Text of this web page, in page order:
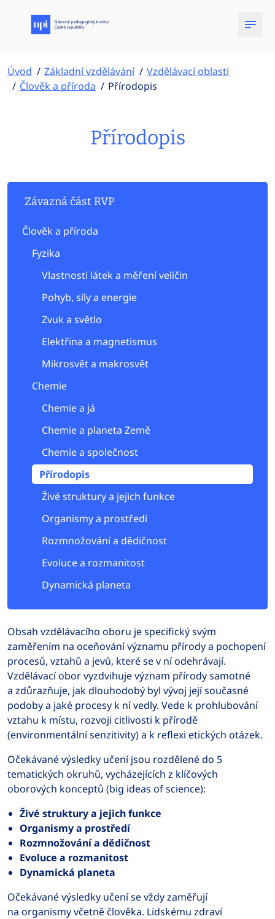
Úvod Základní vzdělávání
Vzdělávací oblasti
Člověk a příroda
Přírodopis
Přírodopis
Závazná část RVP
Člověk a příroda
Fyzika
Vlastnosti látek a měření veličin
Pohyb, síly a energie
Zvuk a světlo
Elektřina a magnetismus
Mikrosvět a makrosvět
Chemie
Chemie a já
Chemie a planeta Země
Chemie a společnost
Přírodopis
Živé struktury a jejich funkce
Organismy a prostředí
Rozmnožování a dědičnost
Evoluce a rozmanitost
Dynamická planeta
Obsah vzdělávacího oboru je specifický svým
zaměřením na oceňování významu přírody a pochopení
procesů, vztahů a jevů, které se v ní odehrávají.
Vzdělávací obor vyzdvihuje význam přírody samotné
a zdůrazňuje, jak dlouhodobý byl vývoj její současné
podoby a jaké procesy k ní vedly. Vede k prohlubování
vztahu k místu, rozvoji citlivosti k přírodě
(environmentální senzitivity) a k reflexi etických otázek.
Očekávané výsledky učení jsou rozdělené do 5
tematických okruhů, vycházejících z klíčových
oborových konceptů (big ideas of science):
Živé struktury a jejich funkce
Organismy a prostředí
Rozmnožování a dědičnost
Evoluce a rozmanitost
Dynamická planeta
Očekávané výsledky učení se vždy zaměřují
na organismy včetně člověka. Lidskému zdraví